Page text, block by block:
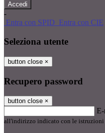
-
Entra con SPID Entra con CIE
Seleziona utente
button close ×
Recupero password
button close ×
all'indirizzo indicato con le istruzioni